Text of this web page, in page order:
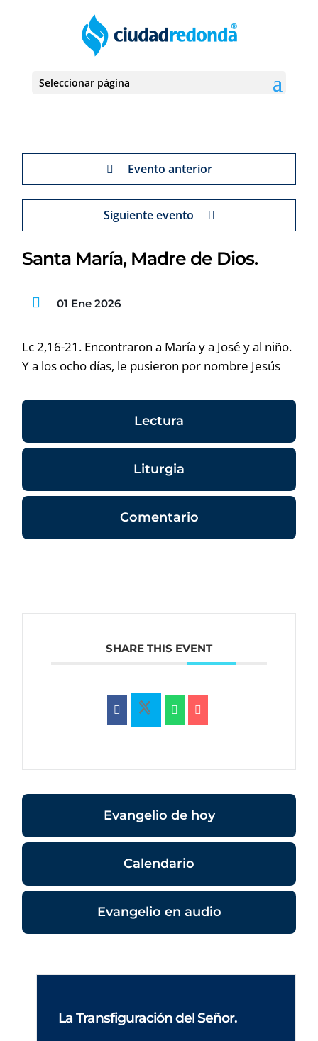
Seleccionar página
Evento anterior
Siguiente evento
Santa María, Madre de Dios.
01 Ene 2026
Lc 2,16-21. Encontraron a María y a José y al niño.
Y a los ocho días, le pusieron por nombre Jesús
Lectura
Liturgia
Comentario
SHARE THIS EVENT
Evangelio de hoy
Calendario
Evangelio en audio
La Transfiguración del Señor.